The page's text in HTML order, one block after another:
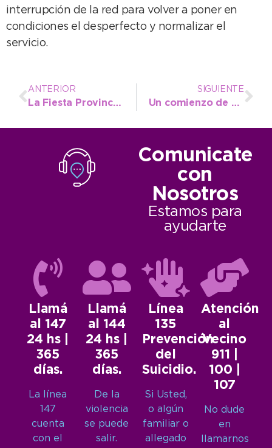
interrupción de la red para volver a poner en
condiciones el desperfecto y normalizar el
servicio.
ANTERIOR
La Fiesta Provincial del Girasol sigue en pleno crecimiento y ya es una marca en Santamarina
SIGUIENTE
Un comienzo de semana con muy buen clima
Comunicate
con
Nosotros
Estamos para
ayudarte
Llamá
al 147
24 hs |
365
días.
La línea
147
cuenta
con el
Llamá
al 144
24 hs |
365
días.
De la
violencia
se puede
salir.
Línea
135
Prevención
del
Suicidio.
Si Usted,
o algún
familiar o
allegado
Atención
al
Vecino
911 |
100 |
107
No dude
en
llamarnos